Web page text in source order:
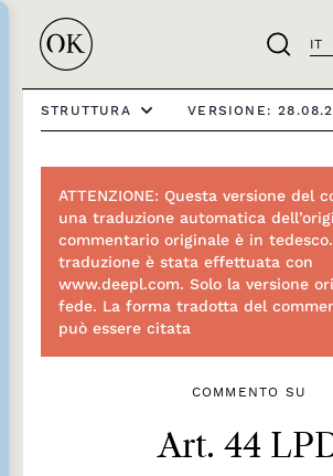
IT
STRUTTURA VERSIONE:
ATTENZIONE: Questa versione del
una traduzione automatica
commentario originale è in
traduzione è stata effettuata con
www.deepl.com. Solo la versione
fede. La forma tradotta del
può essere citata
COMMENTO SU
Art. 44